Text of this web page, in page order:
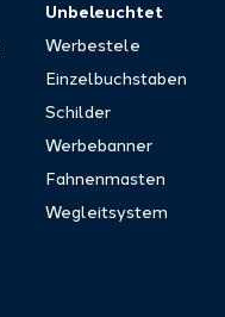
Unbeleuchtet
Werbestele
Einzelbuchstaben
Schilder
Werbebanner
Fahnenmasten
Wegleitsystem